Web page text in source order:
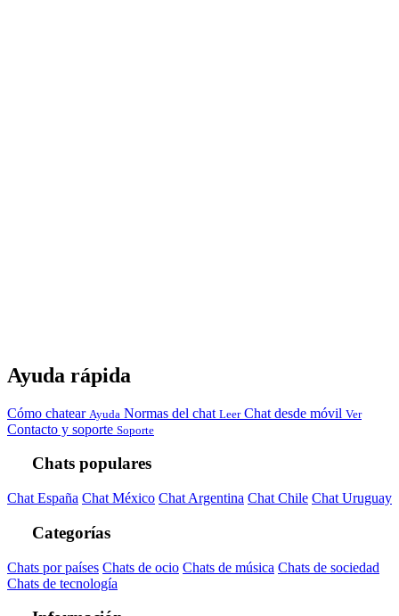
Ayuda rápida
Cómo chatear Ayuda Normas del chat Leer Chat desde móvil Ver
Contacto y soporte Soporte
Chats populares
Chat España Chat México Chat Argentina Chat Chile Chat Uruguay
Categorías
Chats por países Chats de ocio Chats de música Chats de sociedad
Chats de tecnología